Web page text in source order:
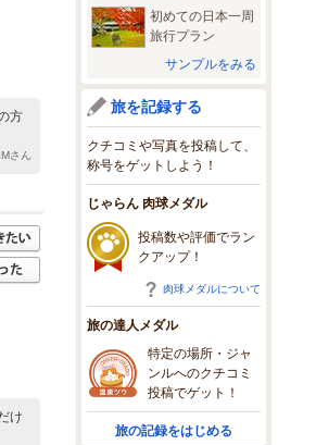
方
さん
け
初めての日本一周
旅行プラン
サンプルをみる
旅を記録する
クチコミや写真を投稿して、
称号をゲットしよう！
じゃらん 肉球メダル
投稿数や評価でラン
クアップ！
肉球メダルについて
旅の達人メダル
特定の場所・ジャ
ンルへのクチコミ
投稿でゲット！
旅の記録をはじめる